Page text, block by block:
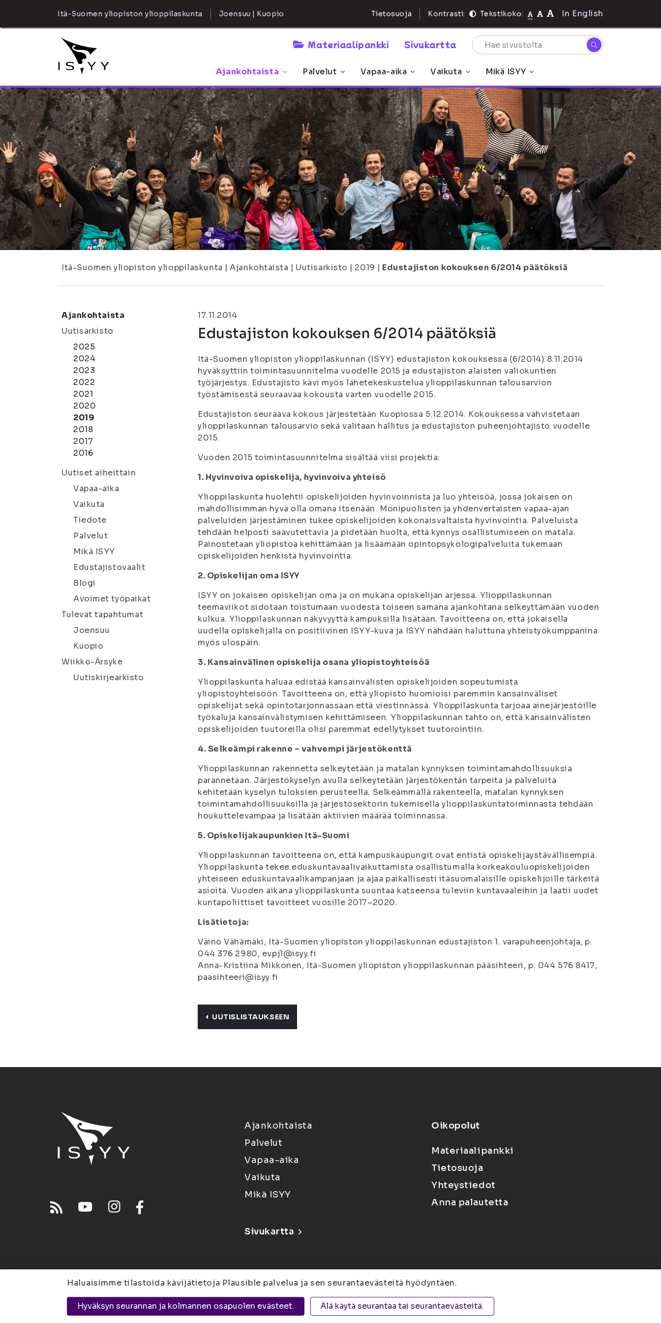
Itä-Suomen yliopiston ylioppilaskunta Joensuu | Kuopio Tietosuoja Kontrasti: Tekstikoko: In English
Materiaalipankki Sivukartta
Ajankohtaista Palvelut Vapaa-aika Vaikuta Mikä ISYY
Itä-Suomen yliopiston ylioppilaskunta | Ajankohtaista | Uutisarkisto | 2019 | Edustajiston kokouksen 6/2014 päätöksiä
Ajankohtaista
Uutisarkisto
2025
2024
2023
2022
2021
2020
2019
2018
2017
2016
Uutiset aiheittain
Vapaa-aika
Vaikuta
Tiedote
Palvelut
Mikä ISYY
Edustajistovaalit
Blogi
Avoimet työpaikat
Tulevat tapahtumat
Joensuu
Kuopio
Wiikko-Ärsyke
Uutiskirjearkisto
17.11.2014
Edustajiston kokouksen 6/2014 päätöksiä
Itä-Suomen yliopiston ylioppilaskunnan (ISYY) edustajiston kokouksessa (6/2014) 8.11.2014
hyväksyttiin toimintasuunnitelma vuodelle 2015 ja edustajiston alaisten valiokuntien
työjärjestys. Edustajisto kävi myös lähetekeskustelua ylioppilaskunnan talousarvion
työstämisestä seuraavaa kokousta varten vuodelle 2015.
Edustajiston seuraava kokous järjestetään Kuopiossa 5.12.2014. Kokouksessa vahvistetaan
ylioppilaskunnan talousarvio sekä valitaan hallitus ja edustajiston puheenjohtajisto vuodelle
2015.
Vuoden 2015 toimintasuunnitelma sisältää viisi projektia:
1. Hyvinvoiva opiskelija, hyvinvoiva yhteisö
Ylioppilaskunta huolehtii opiskelijoiden hyvinvoinnista ja luo yhteisöä, jossa jokaisen on
mahdollisimman hyvä olla omana itsenään. Monipuolisten ja yhdenvertaisten vapaa-ajan
palveluiden järjestäminen tukee opiskelijoiden kokonaisvaltaista hyvinvointia. Palveluista
tehdään helposti saavutettavia ja pidetään huolta, että kynnys osallistumiseen on matala.
Painostetaan yliopistoa kehittämään ja lisäämään opintopsykologipalveluita tukemaan
opiskelijoiden henkistä hyvinvointia.
2. Opiskelijan oma ISYY
ISYY on jokaisen opiskelijan oma ja on mukana opiskelijan arjessa. Ylioppilaskunnan
teemaviikot sidotaan toistumaan vuodesta toiseen samana ajankohtana selkeyttämään vuoden
kulkua. Ylioppilaskunnan näkyvyyttä kampuksilla lisätään. Tavoitteena on, että jokaisella
uudella opiskelijalla on positiivinen ISYY-kuva ja ISYY nähdään haluttuna yhteistyökumppanina
myös ulospäin.
3. Kansainvälinen opiskelija osana yliopistoyhteisöä
Ylioppilaskunta haluaa edistää kansainvälisten opiskelijoiden sopeutumista
yliopistoyhteisöön. Tavoitteena on, että yliopisto huomioisi paremmin kansainväliset
opiskelijat sekä opintotarjonnassaan että viestinnässä. Ylioppilaskunta tarjoaa ainejärjestöille
työkaluja kansainvälistymisen kehittämiseen. Ylioppilaskunnan tahto on, että kansainvälisten
opiskelijoiden tuutoreilla olisi paremmat edellytykset tuutorointiin.
4. Selkeämpi rakenne – vahvempi järjestökenttä
Ylioppilaskunnan rakennetta selkeytetään ja matalan kynnyksen toimintamahdollisuuksia
parannetaan. Järjestökyselyn avulla selkeytetään järjestökentän tarpeita ja palveluita
kehitetään kyselyn tuloksien perusteella. Selkeämmällä rakenteella, matalan kynnyksen
toimintamahdollisuuksilla ja järjestösektorin tukemisella ylioppilaskuntatoiminnasta tehdään
houkuttelevampaa ja lisätään aktiivien määrää toiminnassa.
5. Opiskelijakaupunkien Itä-Suomi
Ylioppilaskunnan tavoitteena on, että kampuskaupungit ovat entistä opiskelijaystävällisempiä.
Ylioppilaskunta tekee eduskuntavaalivaikuttamista osallistumalla korkeakouluopiskelijoiden
yhteiseen eduskuntavaalikampanjaan ja ajaa paikallisesti itäsuomalaisille opiskelijoille tärkeitä
asioita. Vuoden aikana ylioppilaskunta suuntaa katseensa tuleviin kuntavaaleihin ja laatii uudet
kuntapoliittiset tavoitteet vuosille 2017–2020.
Lisätietoja:
Väinö Vähämäki, Itä-Suomen yliopiston ylioppilaskunnan edustajiston 1. varapuheenjohtaja, p.
044 376 2980, evpj1@isyy.fi
Anna-Kristiina Mikkonen, Itä-Suomen yliopiston ylioppilaskunnan pääsihteeri, p. 044 576 8417,
paasihteeri@isyy.fi
UUTISLISTAUKSEEN
Ajankohtaista
Palvelut
Vapaa-aika
Vaikuta
Mikä ISYY
Sivukartta
Oikopolut
Materiaalipankki
Tietosuoja
Yhteystiedot
Anna palautetta
Joensuu Suvantokatu 6, 80100 Joensuu | KuopioYliopistonranta 15, PL 1627, 70211 Kuopio
Haluaisimme tilastoida kävijätietoja Plausible palvelua ja sen seurantaevästeitä hyödyntäen.
Hyväksyn seurannan ja kolmannen osapuolen evästeet. Älä käytä seurantaa tai seurantaevästeitä.